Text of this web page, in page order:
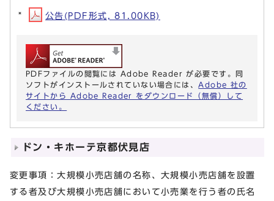
公告(PDF形式, 81.00KB)
PDFファイルの閲覧には Adobe Reader が必要です。同
ソフトがインストールされていない場合には、 Adobe 社の
サイトから Adobe Reader をダウンロード（無償）して
ください。
ドン・キホーテ京都伏見店
変更事項：大規模小売店舗の名称、大規模小売店舗を設置
する者及び大規模小売店舗において小売業を行う者の氏名